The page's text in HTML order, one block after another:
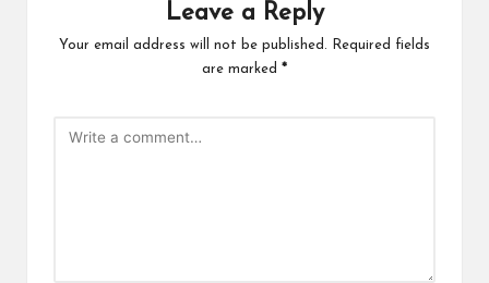
Leave a Reply
Your email address will not be published.
Required fields
are marked *